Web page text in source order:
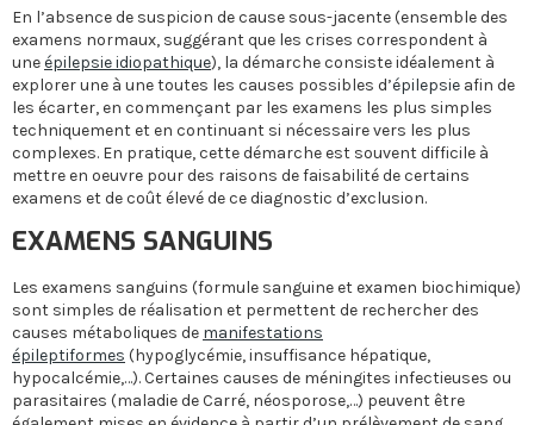
En l’absence de suspicion de cause sous-jacente (ensemble des
examens normaux, suggérant que les crises correspondent à
uneépilepsie idiopathique), la démarche consiste idéalement à
explorer une à une toutes les causes possibles d’épilepsie afin de
les écarter, en commençant par les examens les plus simples
techniquement et en continuant si nécessaire vers les plus
complexes. En pratique, cette démarche est souvent difficile à
mettre en oeuvre pour des raisons de faisabilité de certains
examens et de coût élevé de ce diagnostic d’exclusion.
EXAMENS SANGUINS
Les examens sanguins (formule sanguine et examen biochimique)
sont simples de réalisation et permettent de rechercher des
causes métaboliques de manifestations
épileptiformes (hypoglycémie, insuffisance hépatique,
hypocalcémie,…). Certaines causes de méningites infectieuses ou
parasitaires (maladie de Carré, néosporose,…) peuvent être